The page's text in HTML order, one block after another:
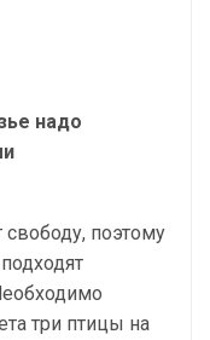
надо
поэтому
три птицы на